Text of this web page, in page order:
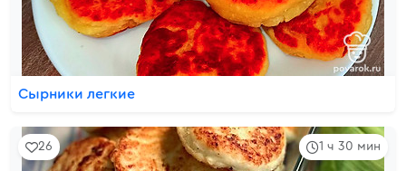
Сырники легкие
1 ч 30 мин
26